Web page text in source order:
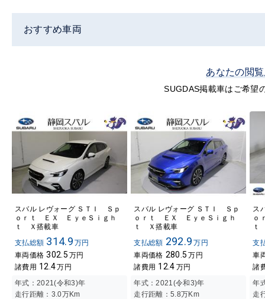
おすすめ車両
あなたの閲
SUGDAS掲載車はご希望
スバル レヴォーグ ＳＴＩ Ｓｐ
ｏｒｔ ＥＸ ＥｙｅＳｉｇｈ
ｔ Ｘ搭載車
支払総額 314.9 万円
車両価格 302.5 万円
諸費用 12.4万円
年式：2021(令和3)年
走行距離： 3.0万Km
スバル レヴォーグ ＳＴＩ Ｓｐ
ｏｒｔ ＥＸ ＥｙｅＳｉｇｈ
ｔ Ｘ搭載車
支払総額 292.9 万円
車両価格 280.5 万円
諸費用 12.4 万円
年式：2021(令和3)年
走行距離： 5.8万Km
ス
ｏ
ｔ
支
車
諸
年
走